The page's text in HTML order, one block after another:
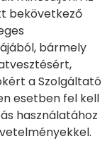
bekövetkező
bármely
a Szolgáltató
esetben fel kell
használatához